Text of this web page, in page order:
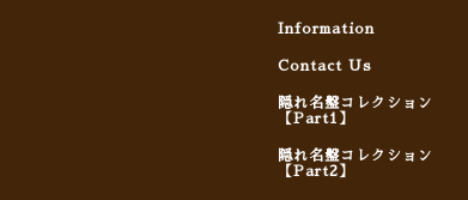
Information
Contact Us
隠れ名盤コレクション
【Part1】
隠れ名盤コレクション
【Part2】